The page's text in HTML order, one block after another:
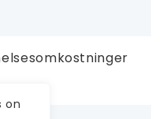
on